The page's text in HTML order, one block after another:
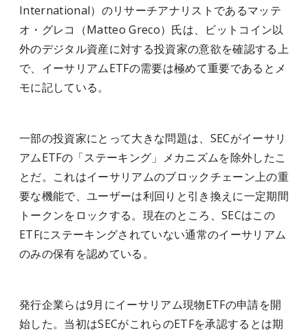
International）のリサーチアナリストであるマッテ
オ・グレコ（Matteo Greco）氏は、ビットコイン以
外のデジタル資産に対する投資家の意欲を確認する上
で、イーサリアムETFの需要は極めて重要であるとメ
モに記している。
一部の投資家にとって大きな問題は、SECがイーサリ
アムETFの「ステーキング」メカニズムを除外したこ
とだ。これはイーサリアムのブロックチェーン上の重
要な機能で、ユーザーは利回りと引き換えに一定期間
トークンをロックする。現在のところ、SECはこの
ETFにステーキングされていない通常のイーサリアム
のみの保有を認めている。
発行企業らは9月にイーサリアム現物ETFの申請を開
始した。当初はSECがこれらのETFを承認するとは期